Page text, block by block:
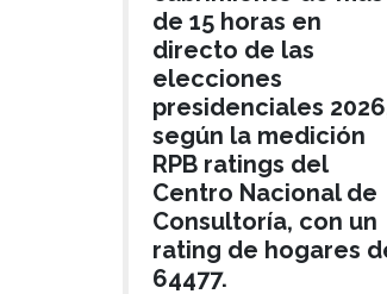
de 15 horas en
directo de las
elecciones
presidenciales
según la medición
RPB ratings del
Centro Nacional de
Consultoría, con un
rating de hogares
64477.